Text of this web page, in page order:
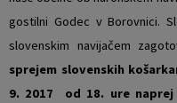
gostilni Godec v Borovnici.
slovenskim navijačem
sprejem slovenskih
9. 2017 od 18. ure
Temeljni akti občine
Lokalne volitve